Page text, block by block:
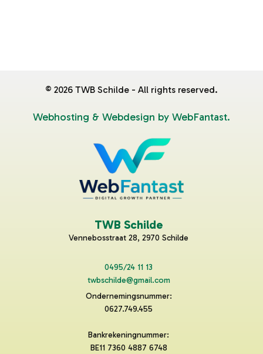
© 2026 TWB Schilde - All rights reserved.
Webhosting & Webdesign by WebFantast.
TWB Schilde
Vennebosstraat 28, 2970 Schilde
0495/24 11 13
twbschilde@gmail.com
Ondernemingsnummer:
0627.749.455
Bankrekeningnummer:
BE11 7360 4887 6748